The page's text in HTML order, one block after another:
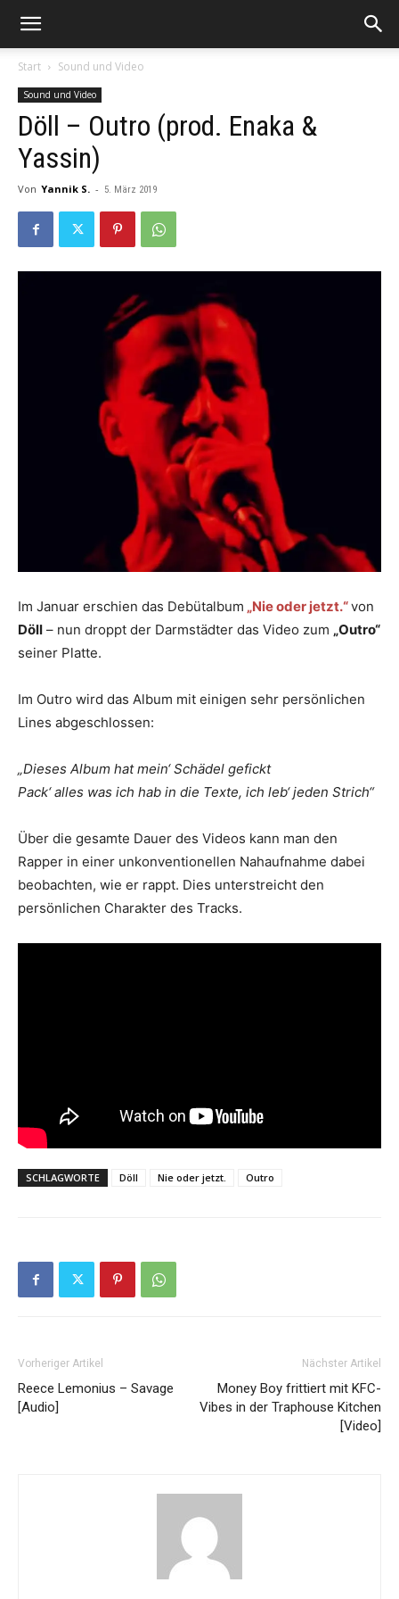
Start Sound und Video
Sound und Video
Döll – Outro (prod. Enaka &
Yassin)
Von Yannik S. - 5. März 2019
Im Januar erschien das Debütalbum „Nie oder jetzt.“von
Döll – nun droppt der Darmstädter das Video zum „Outro“
seiner Platte.
Im Outro wird das Album mit einigen sehr persönlichen
Lines abgeschlossen:
„Dieses Album hat mein‘ Schädel gefickt
Pack‘ alles was ich hab in die Texte, ich leb‘ jeden Strich“
Über die gesamte Dauer des Videos kann man den
Rapper in einer unkonventionellen Nahaufnahme dabei
beobachten, wie er rappt. Dies unterstreicht den
persönlichen Charakter des Tracks.
SCHLAGWORTE Döll Nie oder jetzt. Outro
Vorheriger Artikel
Reece Lemonius – Savage
[Audio]
Nächster Artikel
Money Boy frittiert mit KFC-
Vibes in der Traphouse Kitchen
[Video]